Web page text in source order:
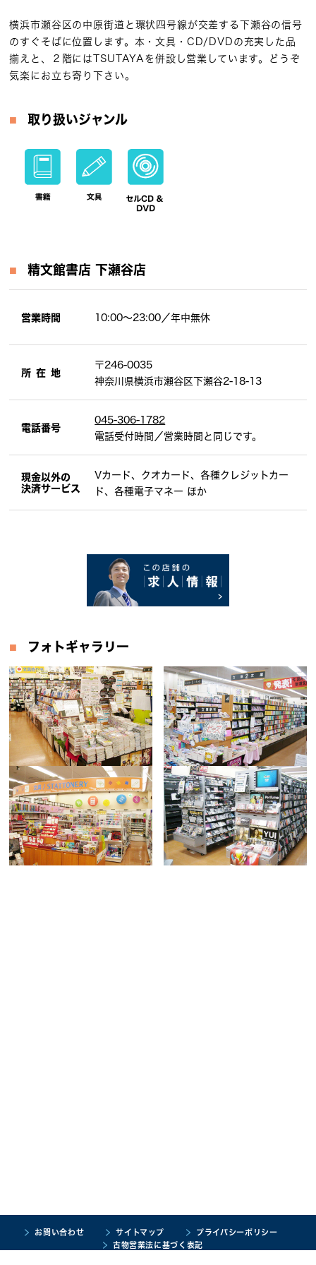
横浜市瀬谷区の中原街道と環状四号線が交差する下瀬谷の信号
のすぐそばに位置します。本・文具・CD/DVDの充実した品
揃えと、２階にはTSUTAYAを併設し営業しています。どうぞ
気楽にお立ち寄り下さい。
取り扱いジャンル
精文館書店下瀬谷店
営業時間 10:00〜23:00／年中無休
所在地
〒246-0035
神奈川県横浜市瀬谷区下瀬谷2-18-13
電話番号
045-306-1782
電話受付時間／営業時間と同じです。
現金以外の
決済サービス
Vカード、クオカード、各種クレジットカー
ド、各種電子マネー ほか
フォトギャラリー
お問い合わせ サイトマップ
プライバシーポリシー
古物営業法に基づく表記